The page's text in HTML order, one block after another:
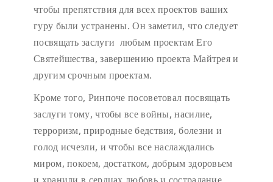
чтобы препятствия для всех проектов ваших
гуру были устранены. Он заметил, что следует
посвящать заслуги любым проектам Его
Святейшества, завершению проекта Майтрея и
другим срочным проектам.
Кроме того, Ринпоче посоветовал посвящать
заслуги тому, чтобы все войны, насилие,
терроризм, природные бедствия, болезни и
голод исчезли, и чтобы все наслаждались
миром, покоем, достатком, добрым здоровьем